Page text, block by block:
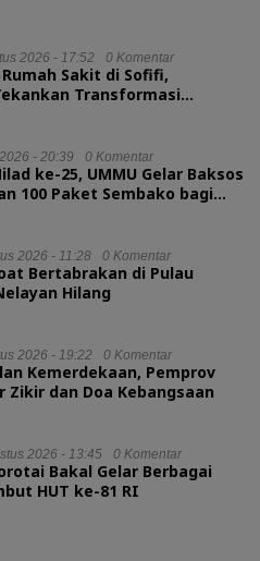
2026 - 17:52 0 Komentar
Sakit di Sofifi,
Transformasi
- 20:39 0 Komentar
ke-25, UMMU Gelar Baksos
100 Paket Sembako bagi
2026 - 11:28 0 Komentar
Bertabrakan di Pulau
Hilang
2026 - 19:22 0 Komentar
Kemerdekaan, Pemprov
Zikir dan Doa Kebangsaan
2026 - 13:45 0 Komentar
Bakal Gelar Berbagai
HUT ke-81 RI